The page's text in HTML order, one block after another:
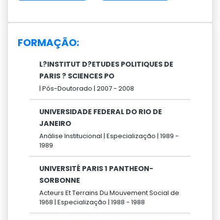
FORMAÇÃO:
L?INSTITUT D?ETUDES POLITIQUES DE
PARIS ? SCIENCES PO
| Pós-Doutorado | 2007 - 2008
UNIVERSIDADE FEDERAL DO RIO DE
JANEIRO
Análise Institucional | Especialização | 1989 -
1989
UNIVERSITÉ PARIS 1 PANTHEON-
SORBONNE
Acteurs Et Terrains Du Mouvement Social de
1968 | Especialização | 1988 - 1988